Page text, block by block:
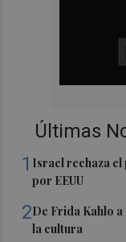
Últimas
1 Israel rechaza el
por EEUU
2De Frida Kahlo
la cultura